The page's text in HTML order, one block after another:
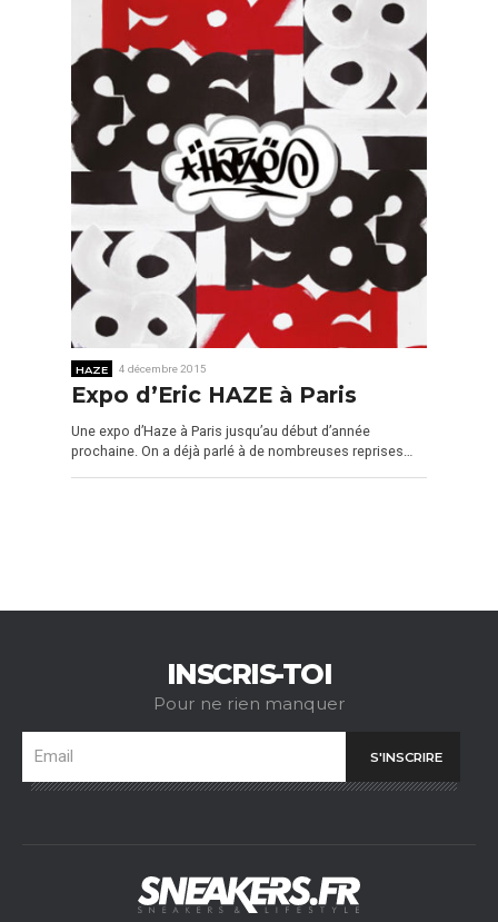
HAZE 4 décembre 2015
Expo d’Eric HAZE à Paris
Une expo d’Haze à Paris jusqu’au début d’année
prochaine. On a déjà parlé à de nombreuses reprises…
INSCRIS-TOI
Pour ne rien manquer